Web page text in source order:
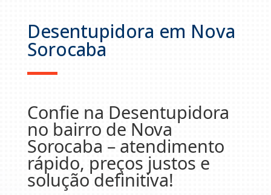
Desentupidora em Nova
Sorocaba
Confie na Desentupidora
no bairro de Nova
Sorocaba – atendimento
rápido, preços justos e
solução definitiva!